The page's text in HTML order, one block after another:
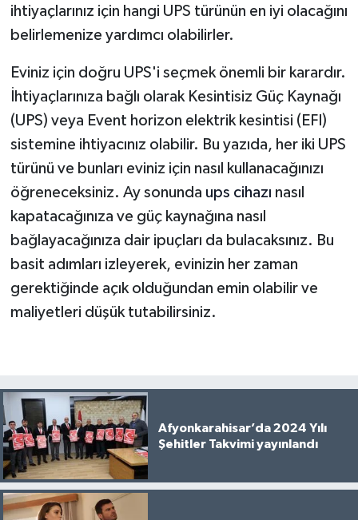
ihtiyaçlarınız için hangi UPS türünün en iyi olacağını
belirlemenize yardımcı olabilirler.
Eviniz için doğru UPS'i seçmek önemli bir karardır.
İhtiyaçlarınıza bağlı olarak Kesintisiz Güç Kaynağı
(UPS) veya Event horizon elektrik kesintisi (EFI)
sistemine ihtiyacınız olabilir. Bu yazıda, her iki UPS
türünü ve bunları eviniz için nasıl kullanacağınızı
öğreneceksiniz. Ay sonunda ups cihazı nasıl
kapatacağınıza ve güç kaynağına nasıl
bağlayacağınıza dair ipuçları da bulacaksınız. Bu
basit adımları izleyerek, evinizin her zaman
gerektiğinde açık olduğundan emin olabilir ve
maliyetleri düşük tutabilirsiniz.
Afyonkarahisar’da 2024 Yılı
Şehitler Takvimi yayınlandı